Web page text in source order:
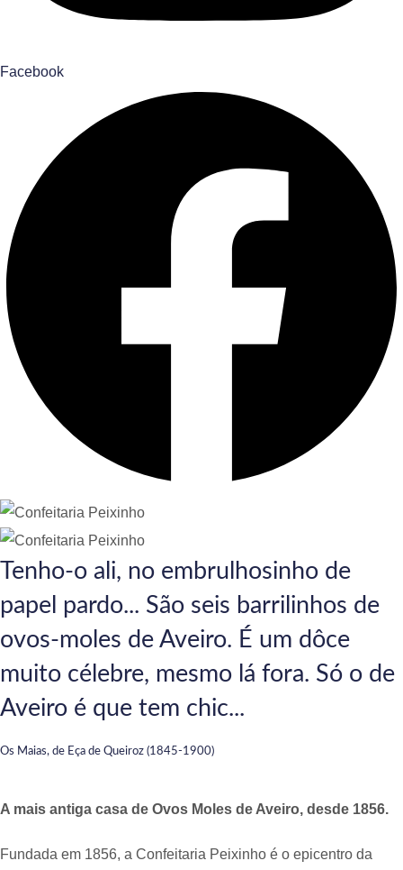
Facebook
Tenho-o ali, no embrulhosinho de
papel pardo... São seis barrilinhos de
ovos-moles de Aveiro. É um dôce
muito célebre, mesmo lá fora. Só o de
Aveiro é que tem chic...
Os Maias, de Eça de Queiroz (1845-1900)
A mais antiga casa de Ovos Moles de Aveiro, desde 1856.
Fundada em 1856, a Confeitaria Peixinho é o epicentro da